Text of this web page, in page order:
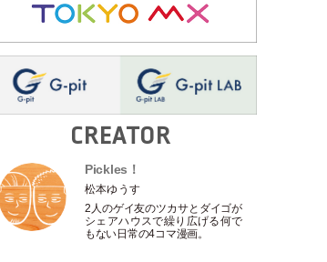
CREATOR
Pickles！
松本ゆうす
2人のゲイ友のツカサとダイゴが
シェアハウスで繰り広げる何で
もない日常の4コマ漫画。